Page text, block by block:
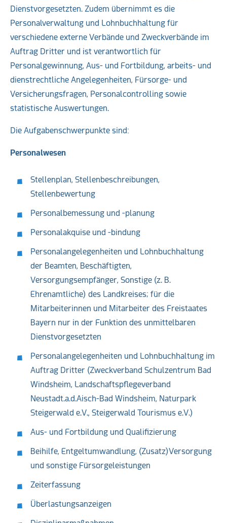
Dienstvorgesetzten. Zudem übernimmt es die
Personalverwaltung und Lohnbuchhaltung für
verschiedene externe Verbände und Zweckverbände im
Auftrag Dritter und ist verantwortlich für
Personalgewinnung, Aus- und Fortbildung, arbeits- und
dienstrechtliche Angelegenheiten, Fürsorge- und
Versicherungsfragen, Personalcontrolling sowie
statistische Auswertungen.
Die Aufgabenschwerpunkte sind:
Personalwesen
Stellenplan, Stellenbeschreibungen,
Stellenbewertung
Personalbemessung und -planung
Personalakquise und -bindung
Personalangelegenheiten und Lohnbuchhaltung
der Beamten, Beschäftigten,
Versorgungsempfänger, Sonstige (z. B.
Ehrenamtliche) des Landkreises; für die
Mitarbeiterinnen und Mitarbeiter des Freistaates
Bayern nur in der Funktion des unmittelbaren
Dienstvorgesetzten
Personalangelegenheiten und Lohnbuchhaltung im
Auftrag Dritter (Zweckverband Schulzentrum Bad
Windsheim, Landschaftspflegeverband
Neustadt.a.d.Aisch-Bad Windsheim, Naturpark
Steigerwald e.V., Steigerwald Tourismus e.V.)
Aus- und Fortbildung und Qualifizierung
Beihilfe, Entgeltumwandlung, (Zusatz)Versorgung
und sonstige Fürsorgeleistungen
Zeiterfassung
Überlastungsanzeigen